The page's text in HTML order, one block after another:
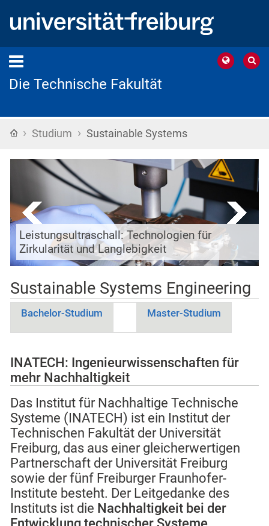
Die Technische Fakultät
Startseite
› Studium › Sustainable Systems
Leistungsultraschall: Technologien für
Zirkularität und Langlebigkeit
Sustainable Systems Engineering
Bachelor-Studium Master-Studium
INATECH: Ingenieurwissenschaften für
mehr Nachhaltigkeit
Das Institut für Nachhaltige Technische
Systeme (INATECH) ist ein Institut der
Technischen Fakultät der Universität
Freiburg, das aus einer gleicherwertigen
Partnerschaft der Universität Freiburg
sowie der fünf Freiburger Fraunhofer-
Institute besteht. Der Leitgedanke des
Instituts ist die Nachhaltigkeit bei der